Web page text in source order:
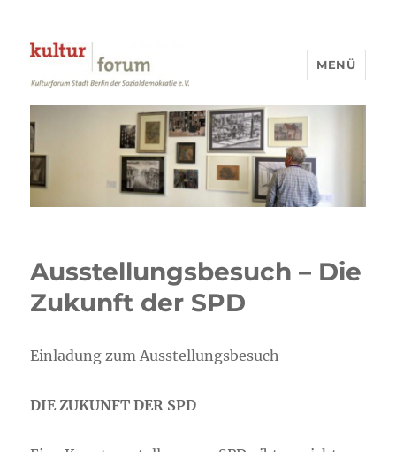
Kulturforum Stadt Berlin
MENÜ
Ausstellungsbesuch – Die
Zukunft der SPD
Einladung zum Ausstellungsbesuch
DIE ZUKUNFT DER SPD